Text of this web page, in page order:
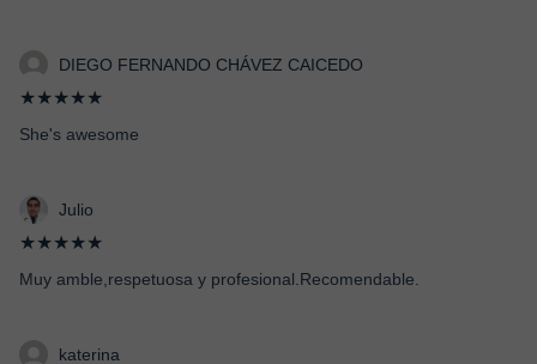
DIEGO FERNANDO CHÁVEZ CAICEDO
★★★★★
She's awesome
Julio
★★★★★
Muy amble,respetuosa y profesional.Recomendable.
katerina